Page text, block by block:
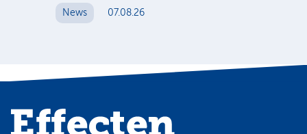
News 07.08.26